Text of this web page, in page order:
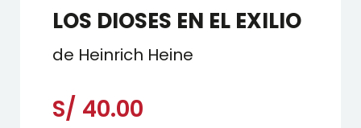
LOS DIOSES EN EL EXILIO
de Heinrich Heine
S/ 40.00